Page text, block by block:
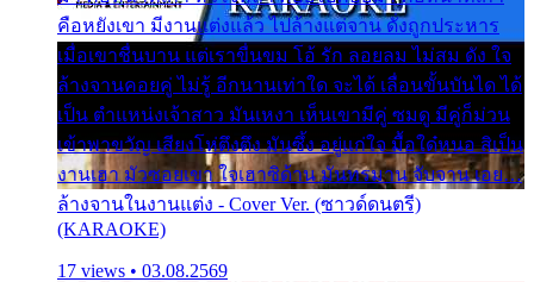
คือหยังเขา มีงานแต่งแล้ว ไปล้างแต่จาน ดั่งถูกประหาร
เมื่อเขาชื่นบาน แต่เราขื่นขม โอ้ รัก ลอยลม ไม่สม ดัง ใจ
ล้างจานคอยคู่ ไม่รู้ อีกนานเท่าใด จะได้ เลื่อนขั้นบันได ได้
เป็น ตำแหน่งเจ้าสาว มันเหงา เห็นเขามีคู่ ซมดู มีคู่ก็ม่วน
เข้าพาขวัญ เสียงโห่ตึงตึง มันซึ้ง อยู่แก่ใจ มื้อใด๋หนอ สิเป็น
งานเฮา มัวซอยเขา ใจเฮาซิด้าน มันทรมาน จับจาน เอย…
ล้างจานในงานแต่ง - Cover Ver. (ซาวด์ดนตรี)
(KARAOKE)
17 views • 03.08.2569